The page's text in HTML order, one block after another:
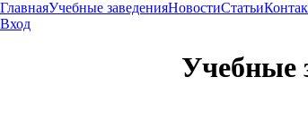
ГлавнаяУчебные заведенияНовостиСтатьи
Вход
Учебные